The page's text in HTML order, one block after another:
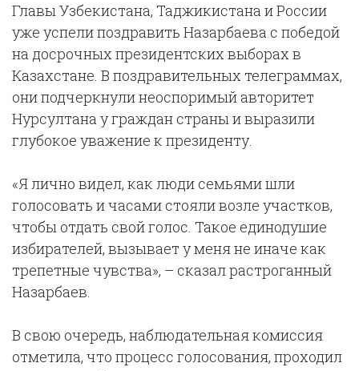
Главы Узбекистана, Таджикистана и России
уже успели поздравить Назарбаева с победой
на досрочных президентских выборах в
Казахстане. В поздравительных телеграммах,
они подчеркнули неоспоримый авторитет
Нурсултана у граждан страны и выразили
глубокое уважение к президенту.
«Я лично видел, как люди семьями шли
голосовать и часами стояли возле участков,
чтобы отдать свой голос. Такое единодушие
избирателей, вызывает у меня не иначе как
трепетные чувства», – сказал растроганный
Назарбаев.
В свою очередь, наблюдательная комиссия
отметила, что процесс голосования, проходил